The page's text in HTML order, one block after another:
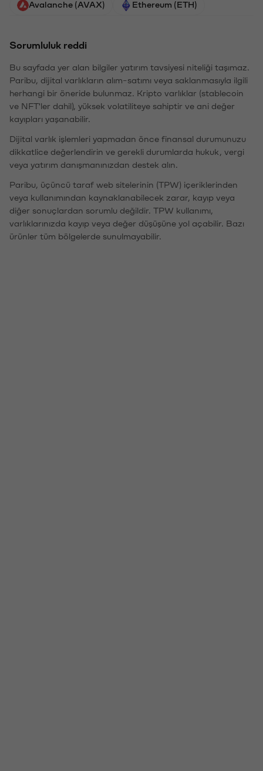
Avalanche (AVAX) Ethereum (ETH)
Sorumluluk reddi
Bu sayfada yer alan bilgiler yatırım tavsiyesi niteliği taşımaz.
Paribu, dijital varlıkların alım-satımı veya saklanmasıyla ilgili
herhangi bir öneride bulunmaz. Kripto varlıklar (stablecoin
ve NFT'ler dahil), yüksek volatiliteye sahiptir ve ani değer
kayıpları yaşanabilir.
Dijital varlık işlemleri yapmadan önce finansal durumunuzu
dikkatlice değerlendirin ve gerekli durumlarda hukuk, vergi
veya yatırım danışmanınızdan destek alın.
Paribu, üçüncü taraf web sitelerinin (TPW) içeriklerinden
veya kullanımından kaynaklanabilecek zarar, kayıp veya
diğer sonuçlardan sorumlu değildir. TPW kullanımı,
varlıklarınızda kayıp veya değer düşüşüne yol açabilir. Bazı
ürünler tüm bölgelerde sunulmayabilir.